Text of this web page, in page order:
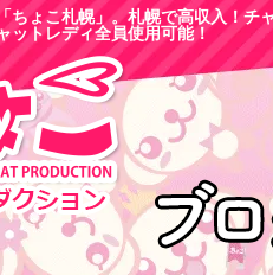
ちょこ札幌」。札幌で高収入！チ
ットレディ全員使用可能！